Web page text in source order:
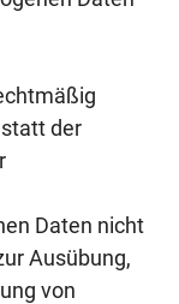
der
Daten nicht
Ausübung,
von